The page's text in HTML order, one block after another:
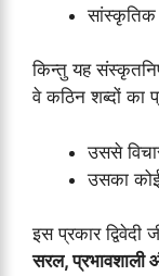
सांस्कृतिक
किन्तु यह
वे कठिन शब्दों का
उससे
उसका
इस प्रकार द्विवेदी
सरल,